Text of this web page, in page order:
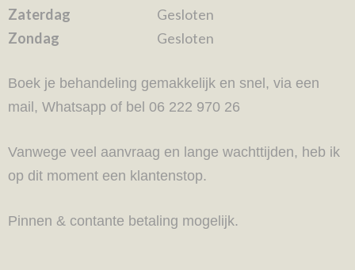
Zaterdag
Gesloten
Zondag
Gesloten
Boek je behandeling gemakkelijk en snel, via een
mail, Whatsapp of bel 06 222 970 26
Vanwege veel aanvraag en lange wachttijden, heb ik
op dit moment een klantenstop.
Pinnen & contante betaling mogelijk.